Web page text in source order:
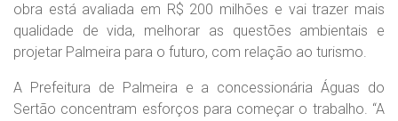
obra está avaliada em R$ 200 milhões e vai trazer mais
qualidade de vida, melhorar as questões ambientais e
projetar Palmeira para o futuro, com relação ao turismo.
A Prefeitura de Palmeira e a concessionária Águas do
Sertão concentram esforços para começar o trabalho. “A